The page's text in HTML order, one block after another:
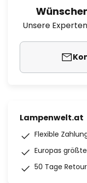
Unsere
Lampenwelt.at
Flexible
Europas
50 Tage